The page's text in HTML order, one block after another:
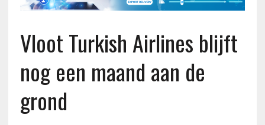
Vloot Turkish Airlines blijft
nog een maand aan de
grond